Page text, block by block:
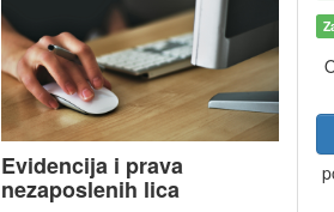
Evidencija i prava
nezaposlenih lica